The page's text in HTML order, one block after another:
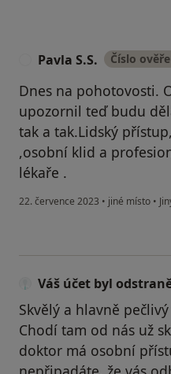
Pavla S.S. Číslo
Dnes na pohotovosti.
upozornil teď budu
tak a tak.Lidský
,osobní klid a
lékaře .
22. července 2023 • jiné místo •
Váš účet byl
Skvělý a hlavně
Chodí tam od nás už
doktor má osobní